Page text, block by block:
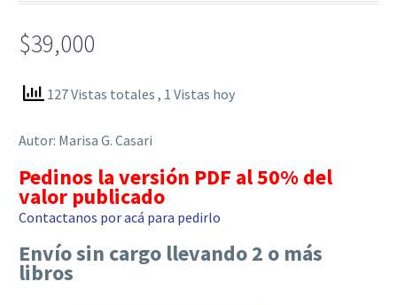
$39,000
127 Vistas totales , 1 Vistas hoy
Autor: Marisa G. Casari
Pedinos la versión PDF al 50% del
valor publicado
Contactanos por acá para pedirlo
Envío sin cargo llevando 2 o más
libros